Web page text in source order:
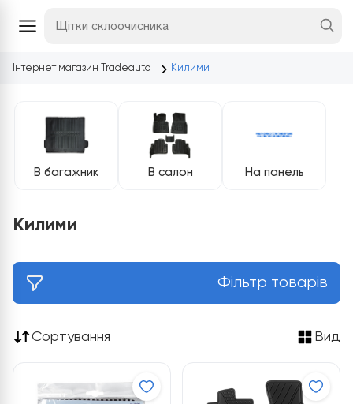
Інтернет магазин Tradeauto Килими
В багажник В салон На панель
Килими
Фільтр товарів
Сортування Вид